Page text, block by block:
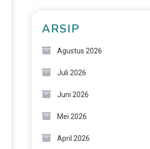
ARSIP
Agustus 2026
Juli 2026
Juni 2026
Mei 2026
April 2026